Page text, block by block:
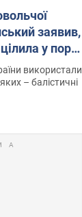
заявив,
у порт
використали
– балістичні